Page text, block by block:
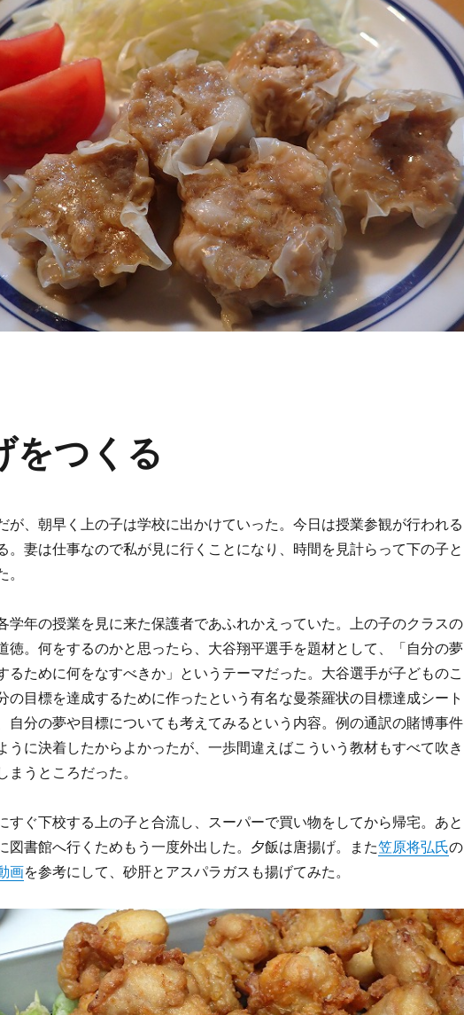
をつくる
が、朝早く上の子は学校に出かけていった。今日は授業参観が行われる
。妻は仕事なので私が見に行くことになり、時間を見計らって下の子と
学年の授業を見に来た保護者であふれかえっていた。上の子のクラスの
徳。何をするのかと思ったら、大谷翔平選手を題材として、「自分の夢
るために何をなすべきか」というテーマだった。大谷選手が子どものこ
の目標を達成するために作ったという有名な曼荼羅状の目標達成シート
自分の夢や目標についても考えてみるという内容。例の通訳の賭博事件
うに決着したからよかったが、一歩間違えばこういう教材もすべて吹き
まうところだった。
すぐ下校する上の子と合流し、スーパーで買い物をしてから帰宅。あと
図書館へ行くためもう一度外出した。夕飯は唐揚げ。また笠原将弘氏の
画を参考にして、砂肝とアスパラガスも揚げてみた。